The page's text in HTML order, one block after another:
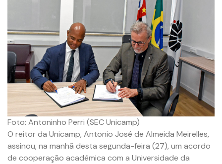
Foto: Antoninho Perri (SEC Unicamp)
O reitor da Unicamp, Antonio José de Almeida Meirelles,
assinou, na manhã desta segunda-feira (27), um acordo
de cooperação acadêmica com a Universidade da